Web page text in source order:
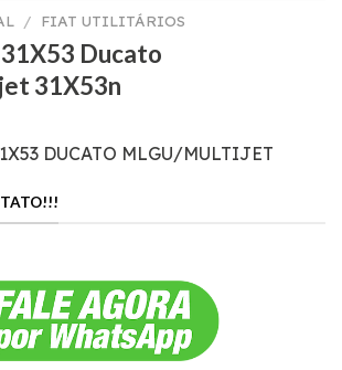
/ FIAT UTILITÁRIOS
31X53 Ducato
31X53n
DUCATO MLGU/MULTIJET